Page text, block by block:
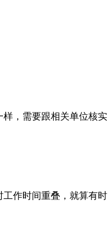
，需要跟相关单位核实
作时间重叠，就算有时